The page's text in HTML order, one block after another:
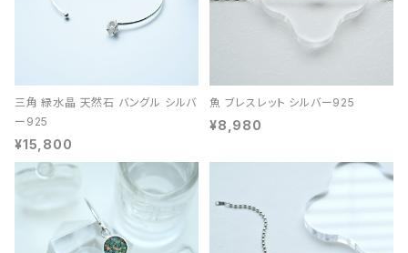
三角 緑水晶 天然石 バングル シルバ
ー925
¥15,800
魚 ブレスレット シルバー925
¥8,980